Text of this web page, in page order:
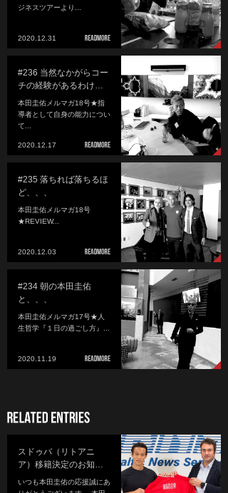
ジネスツアーより...
2020.12.31
#236 当然なかがらコー
チの経験があるわけ…
本田圭佑メルマガ18号★指
導者として自身の能力につい
て...
2020.12.17
#235 落ちれば落ちるほ
ど、、、
本田圭佑メルマガ18号
★REVIEW...
2020.12.03
#234 朝の本田圭佑
と、、、
本田圭佑メルマガ17号★人
生哲学『１日の過ごし方』...
2020.11.19
スドゥバ（リトアニ
ア）移籍決定のお知…
いつも本田圭佑の応援誠にあ